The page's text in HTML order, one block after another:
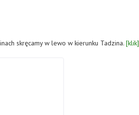
skręcamy w lewo w kierunku Tadzina. [klik]